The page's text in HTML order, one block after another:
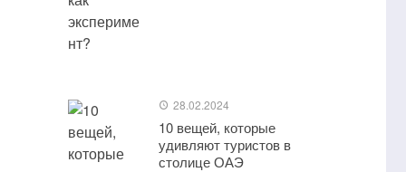
28.02.2024
10 вещей, которые
удивляют туристов в
столице ОАЭ